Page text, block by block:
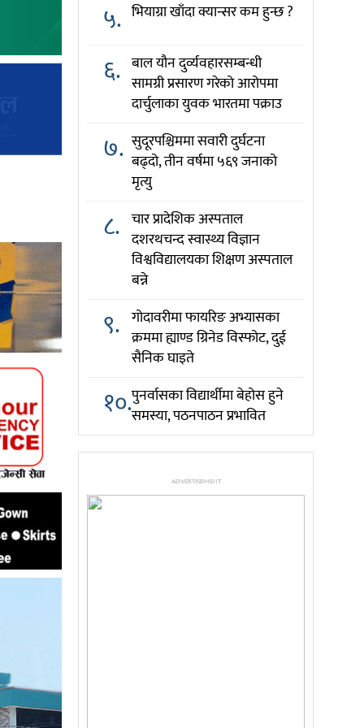
५. भियाग्रा खाँदा क्यान्सर कम हुन्छ ?
६. बाल यौन दुर्व्यवहारसम्बन्धी
सामग्री प्रसारण गरेको आरोपमा
दार्चुलाका युवक भारतमा पक्राउ
७. सुदूरपश्चिममा सवारी दुर्घटना
बढ्दो, तीन वर्षमा ५६९ जनाको
मृत्यु
८. चार प्रादेशिक अस्पताल
दशरथचन्द स्वास्थ्य विज्ञान
विश्वविद्यालयका शिक्षण अस्पताल
बन्ने
९. गोदावरीमा फायरिङ अभ्यासका
क्रममा ह्याण्ड ग्रिनेड विस्फोट, दुई
सैनिक घाइते
१०.पुनर्वासका विद्यार्थीमा बेहोस हुने
समस्या, पठनपाठन प्रभावित
ADVERTISEMENT